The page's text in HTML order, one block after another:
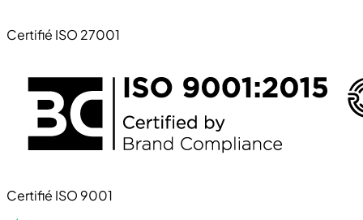
Certifié ISO 27001
Certifié ISO 9001